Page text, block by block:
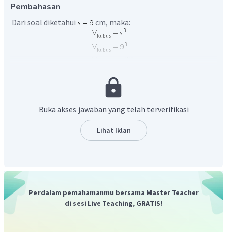
Pembahasan
Dari soal diketahui cm, maka:
Buka akses jawaban yang telah terverifikasi
Lihat Iklan
Perdalam pemahamanmu bersama Master Teacher
di sesi Live Teaching, GRATIS!